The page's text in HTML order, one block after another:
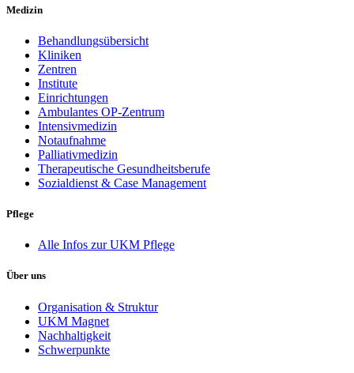
Medizin
Behandlungsübersicht
Kliniken
Zentren
Institute
Einrichtungen
Ambulantes OP-Zentrum
Intensivmedizin
Notaufnahme
Palliativmedizin
Therapeutische Gesundheitsberufe
Sozialdienst & Case Management
Pflege
Alle Infos zur UKM Pflege
Über uns
Organisation & Struktur
UKM Magnet
Nachhaltigkeit
Schwerpunkte